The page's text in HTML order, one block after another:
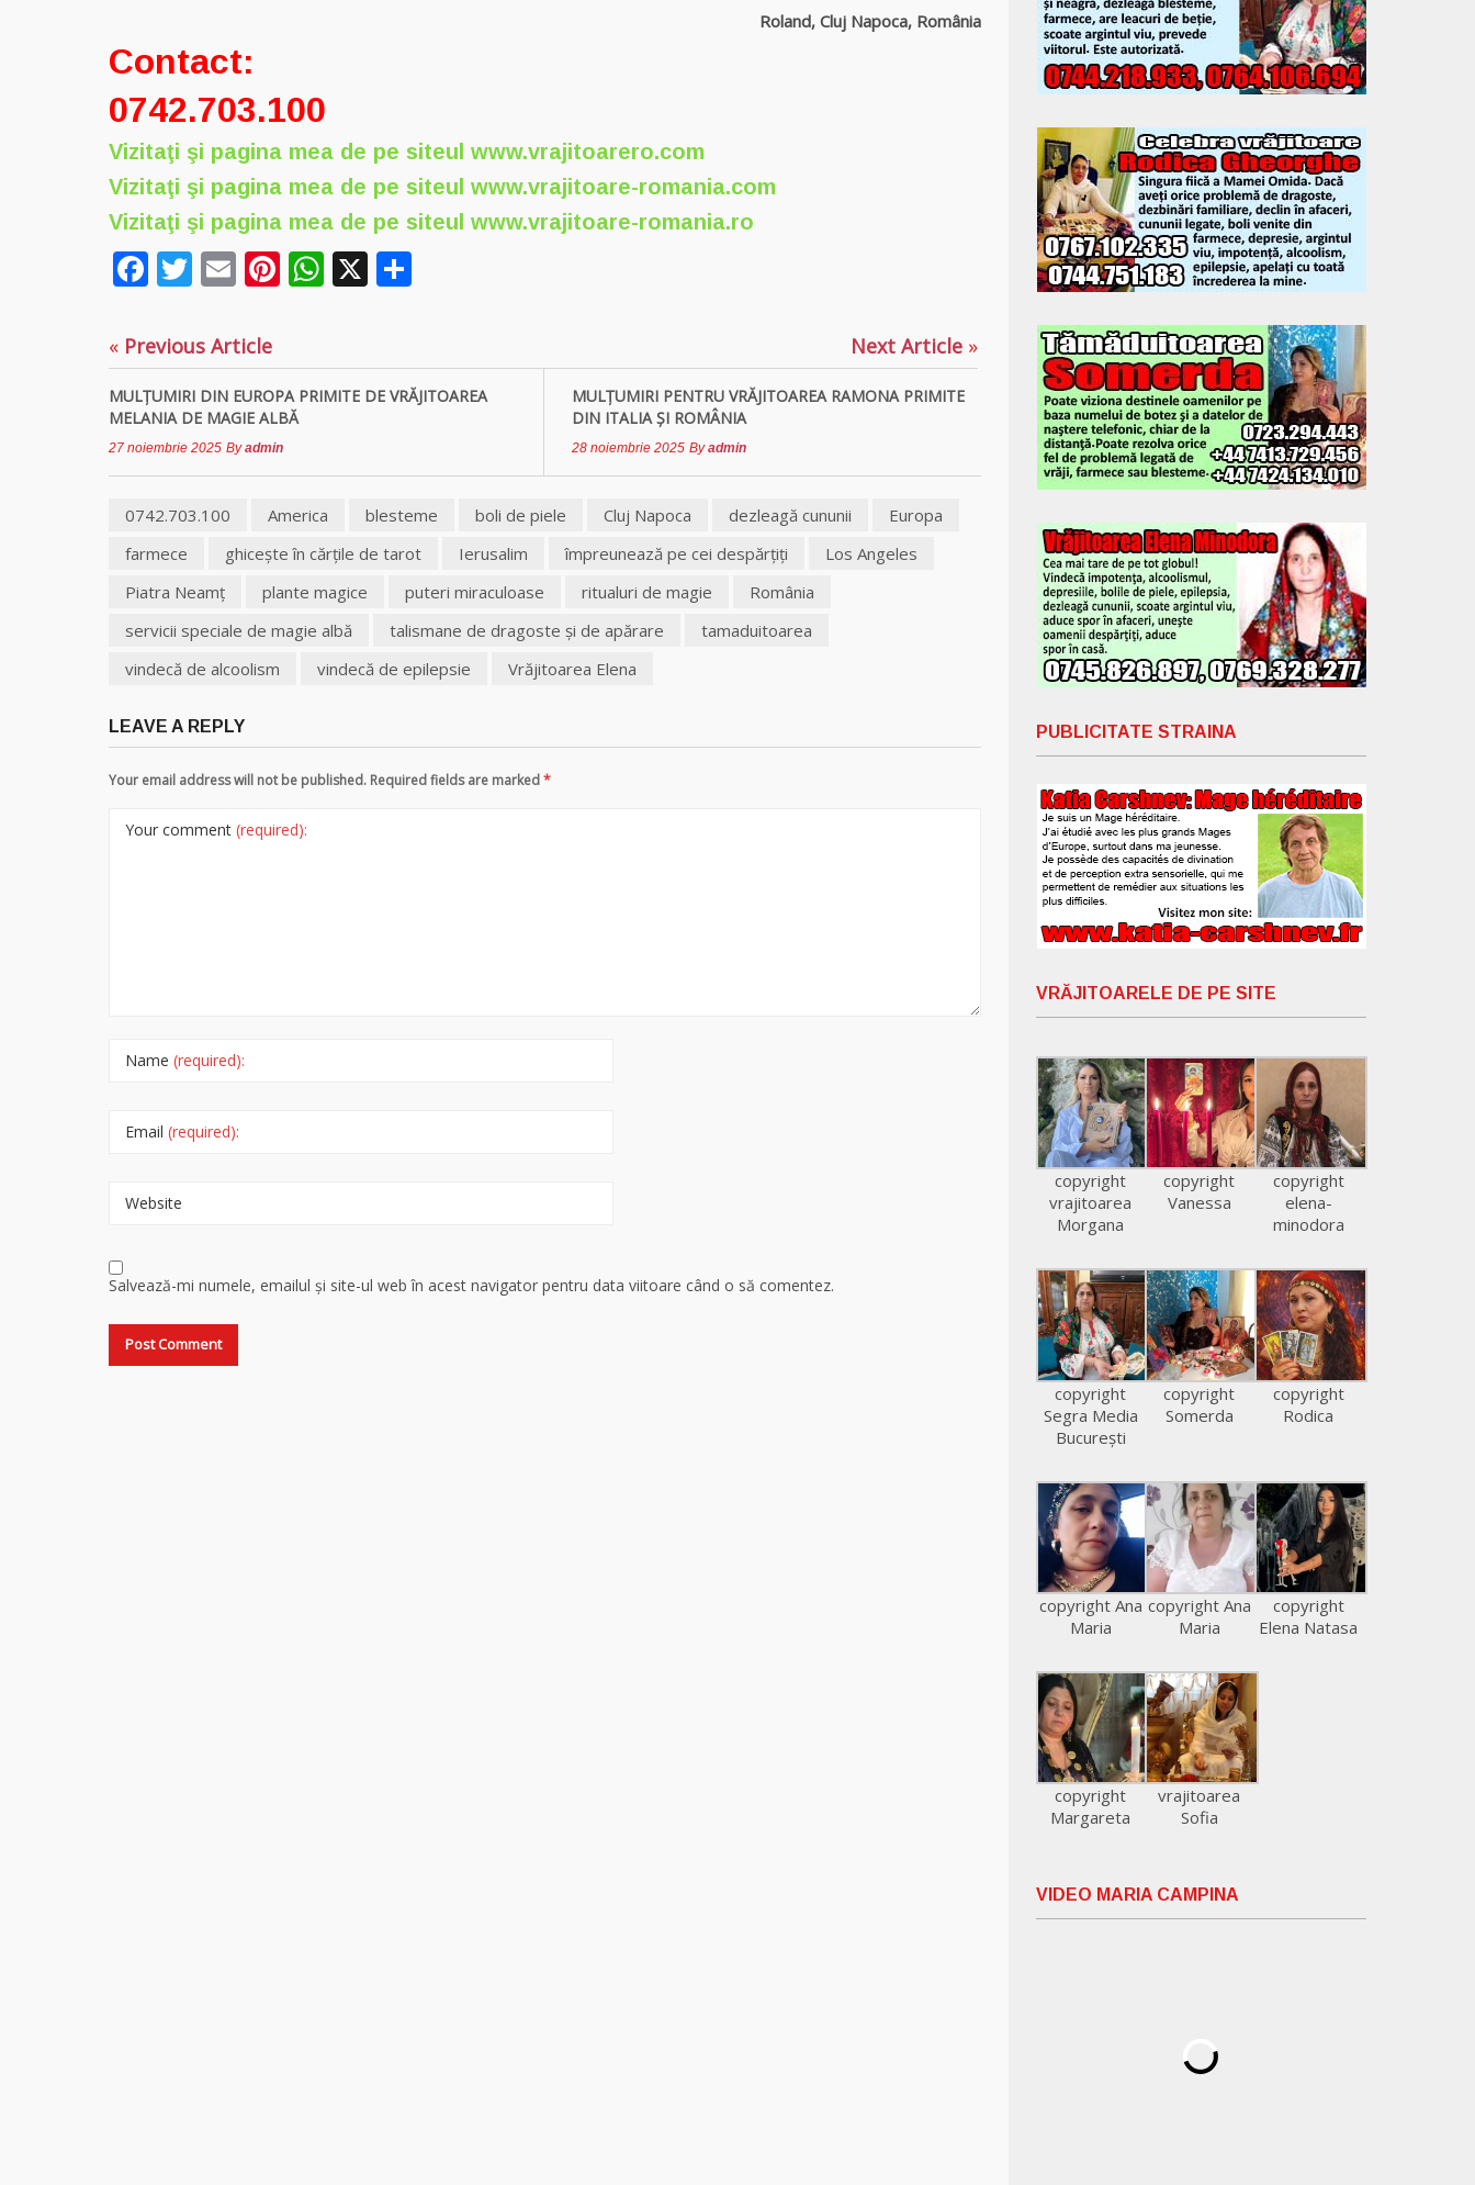
Roland, Cluj Napoca, România
Contact:
0742.703.100
Vizitaţi şi pagina mea de pe siteul www.vrajitoarero.com
Vizitaţi şi pagina mea de pe siteul www.vrajitoare-romania.com
Vizitaţi şi pagina mea de pe siteul www.vrajitoare-romania.ro
Facebook
Twitter
EmailPinterest
WhatsApp
X
« Previous Article
MULȚUMIRI DIN EUROPA PRIMITE DE VRĂJITOAREA
MELANIA DE MAGIE ALBĂ
27 noiembrie 2025 Byadmin
Next Article »
MULŢUMIRI PENTRU VRĂJITOAREA RAMONA PRIMITE
DIN ITALIA ȘI ROMÂNIA
28 noiembrie 2025 Byadmin
0742.703.100 America blesteme boli de piele Cluj Napoca dezleagă cununii
Europa
farmece
ghiceşte în cărţile de tarot Ierusalim împreunează pe cei despărţiţi
Los Angeles
Piatra Neamț
plante magice puteri miraculoase ritualuri de magie
România
servicii speciale de magie albă
talismane de dragoste şi de apărare
tamaduitoarea
vindecă de alcoolism
vindecă de epilepsie Vrăjitoarea Elena
LEAVE A REPLY
Your email address will not be published. Required fields are marked*
Your comment (required):
Name (required):
Email (required):
Website
Salvează-mi numele, emailul și site-ul web în acest navigator pentru data viitoare când o să comentez.
PUBLICITATE STRAINA
VRĂJITOARELE DE PE SITE
copyright
vrajitoarea
Morgana
copyright
Vanessa
copyright
elena-
minodora
copyright
Segra Media
București
copyright
Somerda
copyright
Rodica
copyright Ana
Maria
copyright Ana
Maria
copyright
Elena Natasa
copyright
Margareta
vrajitoarea
Sofia
VIDEO MARIA CAMPINA